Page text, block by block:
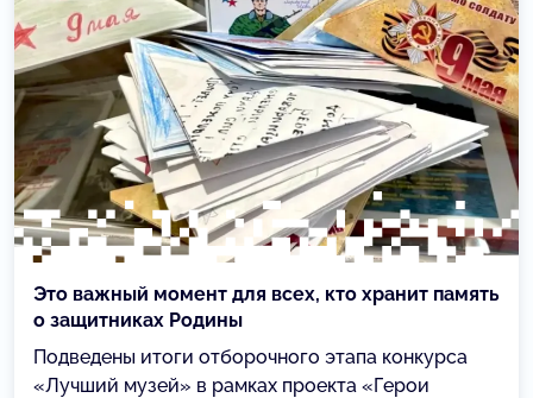
Это важный момент для всех, кто хранит память
о защитниках Родины
Подведены итоги отборочного этапа конкурса
«Лучший музей» в рамках проекта «Герои